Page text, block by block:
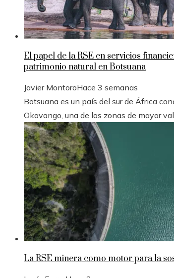
El papel de la RSE en servicios
patrimonio natural en Botsuana
Javier MontoroHace 3 semanas
Botsuana es un país del sur de África
Okavango, una de las zonas de mayor
La RSE minera como motor para la